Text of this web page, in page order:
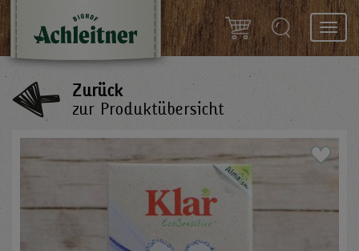
Zurück
zur Produktübersicht